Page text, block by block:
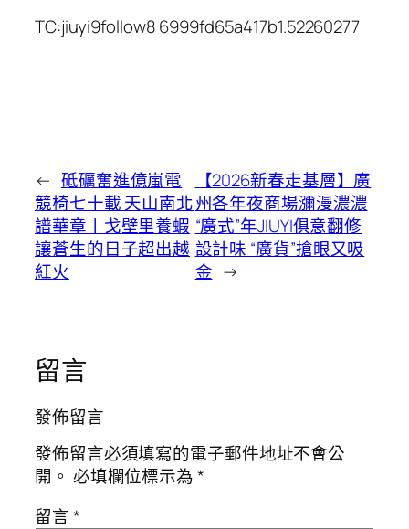
TC:jiuyi9follow8 6999fd65a417b1.52260277
← 砥礪奮進億嵐電
競椅七十載 天山南北
譜華章丨戈壁里養蝦
讓蒼生的日子超出越
紅火
【2026新春走基層】廣
州各年夜商場瀰漫濃濃
“廣式”年JIUYI俱意翻修
設計味 “廣貨”搶眼又吸
金 →
留言
發佈留言
發佈留言必須填寫的電子郵件地址不會公
開。 必填欄位標示為*
留言*